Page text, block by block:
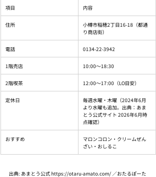
項目 内容
住所
小樽市稲穂2丁目16-18（都通
り商店街）
電話 0134-22-3942
1階売店 10:00〜18:30
2階喫茶 12:00〜17:00（LO目安）
定休日
毎週水曜・木曜（2024年6月
より水曜も追加。出典：あま
とう公式サイト 2026年6月時
点確認）
おすすめ
マロンコロン・クリームぜん
ざい・おしるこ
出典: あまとう公式 https://otaru-amato.com/ ／おたるぽーた